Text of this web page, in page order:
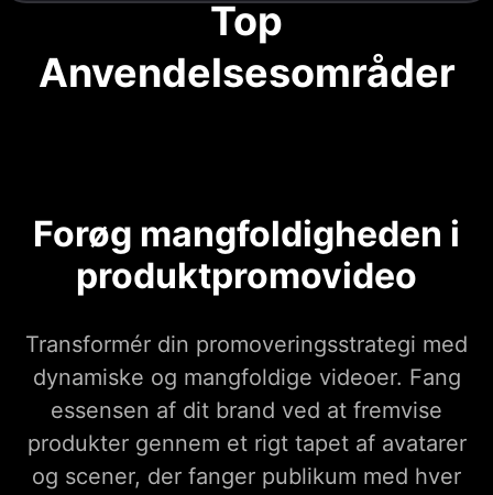
Top
Anvendelsesområder
Forøg mangfoldigheden i
produktpromovideo
Transformér din promoveringsstrategi med
dynamiske og mangfoldige videoer. Fang
essensen af dit brand ved at fremvise
produkter gennem et rigt tapet af avatarer
og scener, der fanger publikum med hver